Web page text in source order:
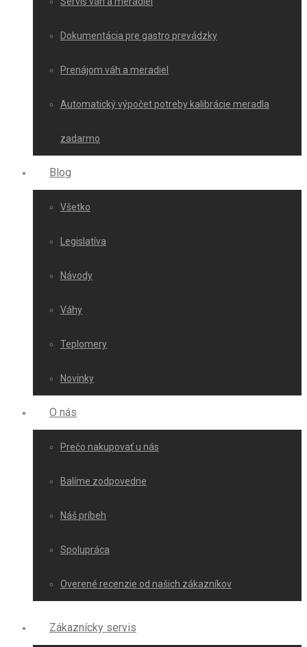
Dokumentácia pre gastro prevádzky
Prenájom váh a meradiel
Automatický výpočet potreby kalibrácie meradla
zadarmo
Blog
Všetko
Legislatíva
Návody
Váhy
Teplomery
Novinky
O nás
Prečo nakupovať u nás
Balíme zodpovedne
Náš príbeh
Spolupráca
Overené recenzie od našich zákazníkov
Zákaznícky servis